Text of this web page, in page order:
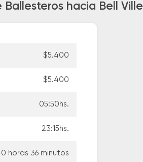
hacia Bell Ville
$5.400
$5.400
05:50hs.
23:15hs.
0 horas 36 minutos